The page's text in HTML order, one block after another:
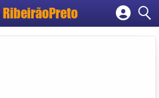
RibeirãoPreto
Cadastrar empresa